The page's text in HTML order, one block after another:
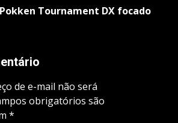
Tournament DX focado
de e-mail não será
obrigatórios são
*